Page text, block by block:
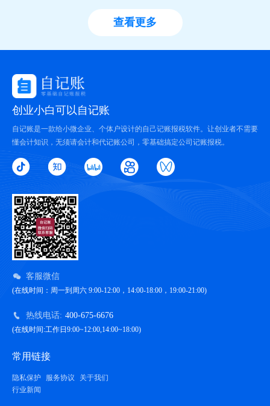
查看更多
创业小白可以自记账
自记账是一款给小微企业、个体户设计的自己记账报税软件。让创业者不需要
懂会计知识，无须请会计和代记账公司，零基础搞定公司记账报税。
客服微信
(在线时间：周一到周六 9:00-12:00，14:00-18:00，19:00-21:00)
热线电话: 400-675-6676
(在线时间:工作日9:00~12:00,14:00~18:00)
常用链接
隐私保护 服务协议
关于我们
行业新闻